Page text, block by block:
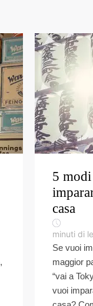
5
casa
minuti di
Se vuoi
maggior
“vai a
vuoi